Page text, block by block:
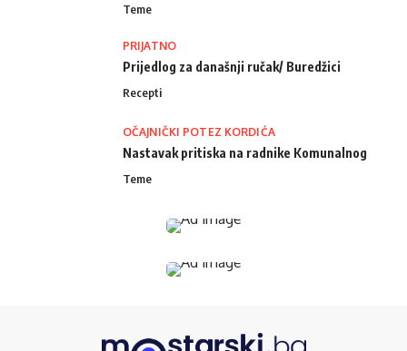
Teme
PRIJATNO
Prijedlog za današnji ručak/ Buredžici
Recepti
OČAJNIČKI POTEZ KORDIĆA
Nastavak pritiska na radnike Komunalnog
Teme